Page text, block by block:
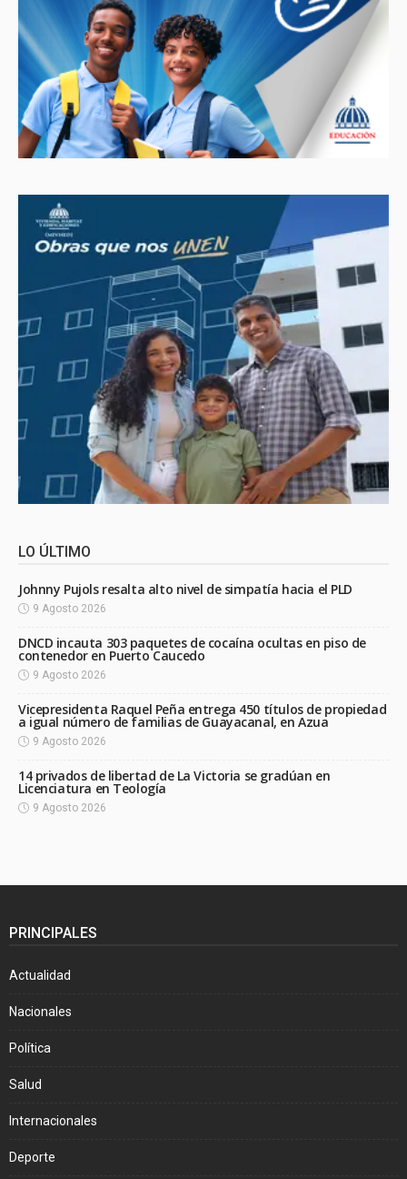
LO ÚLTIMO
Johnny Pujols resalta alto nivel de simpatía hacia el PLD
9 Agosto 2026
DNCD incauta 303 paquetes de cocaína ocultas en piso de
contenedor en Puerto Caucedo
9 Agosto 2026
Vicepresidenta Raquel Peña entrega 450 títulos de propiedad
a igual número de familias de Guayacanal, en Azua
9 Agosto 2026
14 privados de libertad de La Victoria se gradúan en
Licenciatura en Teología
9 Agosto 2026
PRINCIPALES
Actualidad
Nacionales
Política
Salud
Internacionales
Deporte